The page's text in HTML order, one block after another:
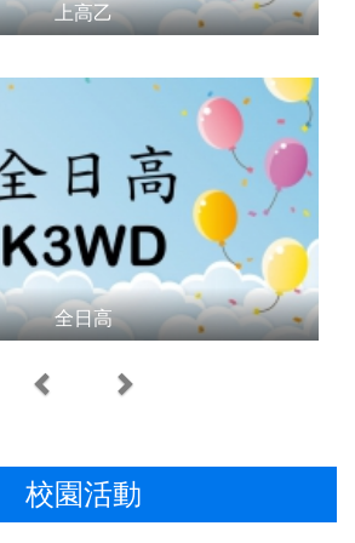
上高乙
全日高
PreviousNext
校園活動